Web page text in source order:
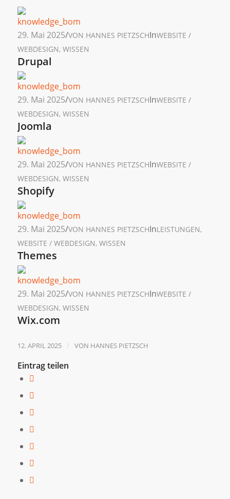
29. Mai 2025/VON HANNES PIETZSCHInWEBSITE /
WEBDESIGN, WISSEN
Drupal
29. Mai 2025/VON HANNES PIETZSCHInWEBSITE /
WEBDESIGN, WISSEN
Joomla
29. Mai 2025/VON HANNES PIETZSCHInWEBSITE /
WEBDESIGN, WISSEN
Shopify
29. Mai 2025/VON HANNES PIETZSCHInLEISTUNGEN,
WEBSITE / WEBDESIGN, WISSEN
Themes
29. Mai 2025/VON HANNES PIETZSCHInWEBSITE /
WEBDESIGN, WISSEN
Wix.com
12. APRIL 2025 / VON HANNES PIETZSCH
Eintrag teilen